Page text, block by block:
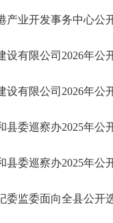
产业开发事务中心公
设有限公司2026年公
设有限公司2026年公
县委巡察办2025年公
县委巡察办2025年公
委监委面向全县公开